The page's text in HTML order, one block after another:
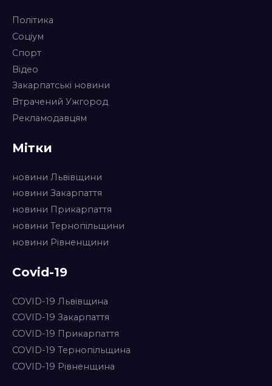
Політика
Соціум
Спорт
Відео
Закарпатські новини
Втрачений Ужгород
Рекламодавцям
Мітки
новини Львівщини
новини Закарпаття
новини Прикарпаття
новини Тернопільщини
новини Рівненщини
Covid-19
COVID-19 Львівщина
COVID-19 Закарпаття
COVID-19 Прикарпаття
COVID-19 Тернопільщина
COVID-19 Рівненщина